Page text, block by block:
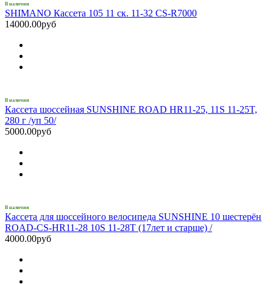
В наличии
SHIMANO Кассета 105 11 ск. 11-32 CS-R7000
14000.00руб
В наличии
Кассета шоссейная SUNSHINE ROAD HR11-25, 11S 11-25T,
280 г /уп 50/
5000.00руб
В наличии
Кассета для шоссейного велосипеда SUNSHINE 10 шестерён
ROAD-CS-HR11-28 10S 11-28T (17лет и старше) /
4000.00руб